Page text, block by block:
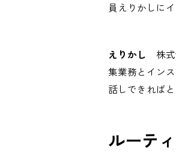
員えりかしに
えりかし株
集業務とイン
話しできればと
ルーテ